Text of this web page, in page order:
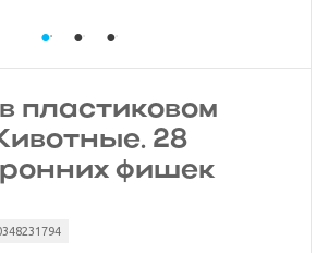
пластиковом
28
фишек